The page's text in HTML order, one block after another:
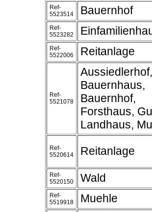
Ref-
5523514
Bauernhof
Ref-
5523282
Ref-
5522006
Reitanlage
Ref-
5521078
Aussiedlerhof,
Bauernhaus,
Bauernhof,
Forsthaus,
Landhaus,
Ref-
5520614
Reitanlage
Ref-
5520150
Wald
Ref-
5519918
Muehle